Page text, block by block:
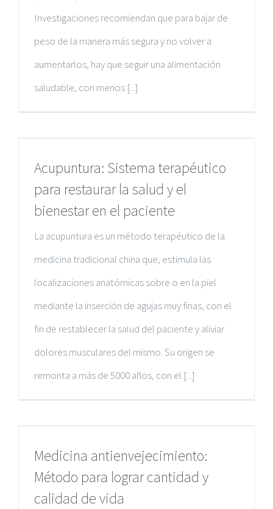
Investigaciones recomiendan que para bajar de
peso de la manera más segura y no volver a
aumentarlos, hay que seguir una alimentación
saludable, con menos [...]
Acupuntura: Sistema terapéutico
para restaurar la salud y el
bienestar en el paciente
La acupuntura es un método terapéutico de la
medicina tradicional china que, estimula las
localizaciones anatómicas sobre o en la piel
mediante la inserción de agujas muy finas, con el
fin de restablecer la salud del paciente y aliviar
dolores musculares del mismo. Su origen se
remonta a más de 5000 años, con el [...]
Medicina antienvejecimiento:
Método para lograr cantidad y
calidad de vida